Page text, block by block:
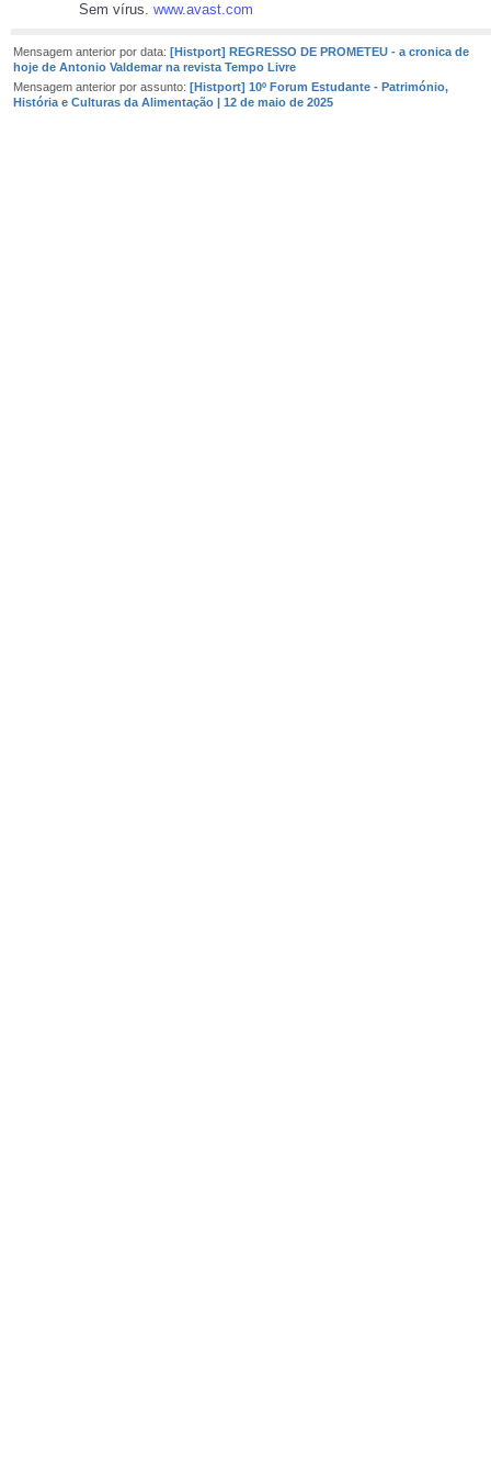
Sem vírus. www.avast.com
Mensagem anterior por data: [Histport] REGRESSO DE PROMETEU - a cronica de
hoje de Antonio Valdemar na revista Tempo Livre
Mensagem anterior por assunto: [Histport] 10º Forum Estudante - Património,
História e Culturas da Alimentação | 12 de maio de 2025